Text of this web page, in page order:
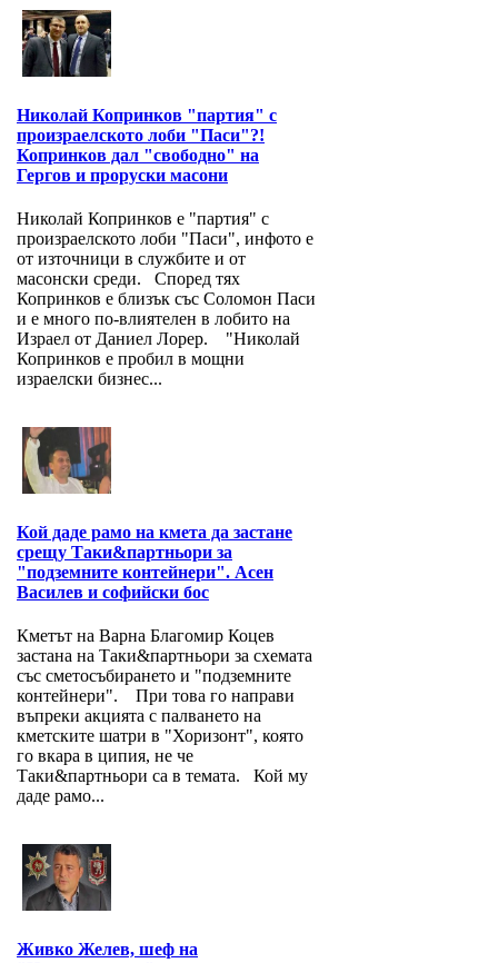
Николай Копринков "партия" с
произраелското лоби "Паси"?!
Копринков дал "свободно" на
Гергов и проруски масони
Николай Копринков е "партия" с
произраелското лоби "Паси", инфото е
от източници в службите и от
масонски среди. Според тях
Копринков е близък със Соломон Паси
и е много по-влиятелен в лобито на
Израел от Даниел Лорер. "Николай
Копринков е пробил в мощни
израелски бизнес...
Кой даде рамо на кмета да застане
срещу Таки&партньори за
"подземните контейнери". Асен
Василев и софийски бос
Кметът на Варна Благомир Коцев
застана на Таки&партньори за схемата
със сметосъбирането и "подземните
контейнери". При това го направи
въпреки акцията с палването на
кметските шатри в "Хоризонт", която
го вкара в ципия, не че
Таки&партньори са в темата. Кой му
даде рамо...
Живко Желев, шеф на